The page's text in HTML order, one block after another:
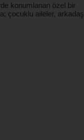
konumlanan özel bir
çocuklu aileler, arkadaş